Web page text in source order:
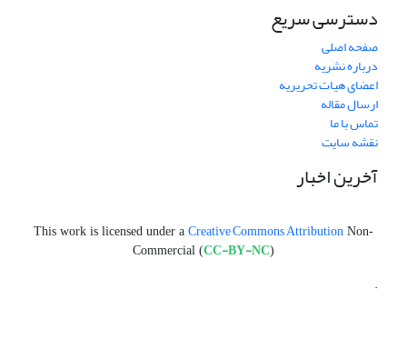
دسترسی سریع
صفحه اصلی
درباره نشریه
اعضای هیات تحریریه
ارسال مقاله
تماس با ما
نقشه سایت
آخرین اخبار
This work is licensed under a Creative Commons Attribution Non-
Commercial (CC-BY-NC)
.